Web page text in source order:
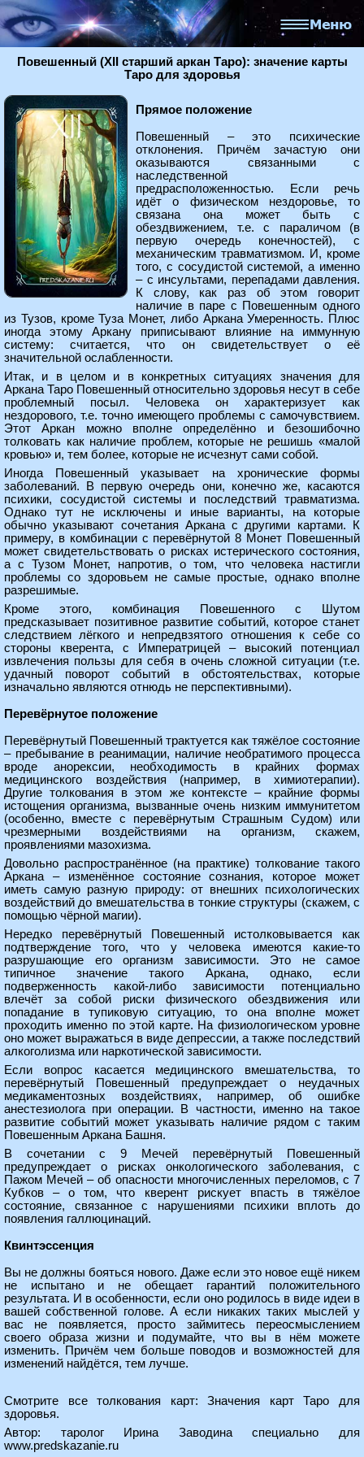
Повешенный (XII старший аркан Таро): значение карты
Таро для здоровья
Прямое положение
Повешенный – это психические
отклонения. Причём зачастую они
оказываются связанными с
наследственной
предрасположенностью. Если речь
идёт о физическом нездоровье, то
связана она может быть с
обездвижением, т.е. с параличом (в
первую очередь конечностей), с
механическим травматизмом. И, кроме
того, с сосудистой системой, а именно
– с инсультами, перепадами давления.
К слову, как раз об этом говорит
наличие в паре с Повешенным одного
из Тузов, кроме Туза Монет, либо Аркана Умеренность. Плюс
иногда этому Аркану приписывают влияние на иммунную
систему: считается, что он свидетельствует о её
значительной ослабленности.
Итак, и в целом и в конкретных ситуациях значения для
Аркана Таро Повешенный относительно здоровья несут в себе
проблемный посыл. Человека он характеризует как
нездорового, т.е. точно имеющего проблемы с самочувствием.
Этот Аркан можно вполне определённо и безошибочно
толковать как наличие проблем, которые не решишь «малой
кровью» и, тем более, которые не исчезнут сами собой.
Иногда Повешенный указывает на хронические формы
заболеваний. В первую очередь они, конечно же, касаются
психики, сосудистой системы и последствий травматизма.
Однако тут не исключены и иные варианты, на которые
обычно указывают сочетания Аркана с другими картами. К
примеру, в комбинации с перевёрнутой 8 Монет Повешенный
может свидетельствовать о рисках истерического состояния,
а с Тузом Монет, напротив, о том, что человека настигли
проблемы со здоровьем не самые простые, однако вполне
разрешимые.
Кроме этого, комбинация Повешенного с Шутом
предсказывает позитивное развитие событий, которое станет
следствием лёгкого и непредвзятого отношения к себе со
стороны кверента, с Императрицей – высокий потенциал
извлечения пользы для себя в очень сложной ситуации (т.е.
удачный поворот событий в обстоятельствах, которые
изначально являются отнюдь не перспективными).
Перевёрнутое положение
Перевёрнутый Повешенный трактуется как тяжёлое состояние
– пребывание в реанимации, наличие необратимого процесса
вроде анорексии, необходимость в крайних формах
медицинского воздействия (например, в химиотерапии).
Другие толкования в этом же контексте – крайние формы
истощения организма, вызванные очень низким иммунитетом
(особенно, вместе с перевёрнутым Страшным Судом) или
чрезмерными воздействиями на организм, скажем,
проявлениями мазохизма.
Довольно распространённое (на практике) толкование такого
Аркана – изменённое состояние сознания, которое может
иметь самую разную природу: от внешних психологических
воздействий до вмешательства в тонкие структуры (скажем, с
помощью чёрной магии).
Нередко перевёрнутый Повешенный истолковывается как
подтверждение того, что у человека имеются какие-то
разрушающие его организм зависимости. Это не самое
типичное значение такого Аркана, однако, если
подверженность какой-либо зависимости потенциально
влечёт за собой риски физического обездвижения или
попадание в тупиковую ситуацию, то она вполне может
проходить именно по этой карте. На физиологическом уровне
оно может выражаться в виде депрессии, а также последствий
алкоголизма или наркотической зависимости.
Если вопрос касается медицинского вмешательства, то
перевёрнутый Повешенный предупреждает о неудачных
медикаментозных воздействиях, например, об ошибке
анестезиолога при операции. В частности, именно на такое
развитие событий может указывать наличие рядом с таким
Повешенным Аркана Башня.
В сочетании с 9 Мечей перевёрнутый Повешенный
предупреждает о рисках онкологического заболевания, с
Пажом Мечей – об опасности многочисленных переломов, с 7
Кубков – о том, что кверент рискует впасть в тяжёлое
состояние, связанное с нарушениями психики вплоть до
появления галлюцинаций.
Квинтэссенция
Вы не должны бояться нового. Даже если это новое ещё никем
не испытано и не обещает гарантий положительного
результата. И в особенности, если оно родилось в виде идеи в
вашей собственной голове. А если никаких таких мыслей у
вас не появляется, просто займитесь переосмыслением
своего образа жизни и подумайте, что вы в нём можете
изменить. Причём чем больше поводов и возможностей для
изменений найдётся, тем лучше.
Смотрите все толкования карт:Значения карт Таро для
здоровья.
Автор: таролог Ирина Заводина специально для
www.predskazanie.ru